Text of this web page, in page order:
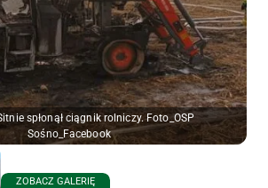
spłonął ciągnik rolniczy. Foto_OSP
Sośno_Facebook
ZOBACZ GALERIĘ